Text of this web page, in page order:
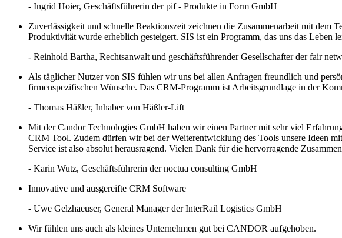
- Ingrid Hoier, Geschäftsführerin der pif - Produkte in Form GmbH
Zuverlässigkeit und schnelle Reaktionszeit zeichnen die Zusammenarbeit mit dem
Produktivität wurde erheblich gesteigert. SIS ist ein Programm, das uns das Leben
- Reinhold Bartha, Rechtsanwalt und geschäftsführender Gesellschafter der fair
Als täglicher Nutzer von SIS fühlen wir uns bei allen Anfragen freundlich und
firmenspezifischen Wünsche. Das CRM-Programm ist Arbeitsgrundlage in der
- Thomas Häßler, Inhaber von Häßler-Lift
Mit der Candor Technologies GmbH haben wir einen Partner mit sehr viel
CRM Tool. Zudem dürfen wir bei der Weiterentwicklung des Tools unsere Ideen
Service ist also absolut herausragend. Vielen Dank für die hervorragende
- Karin Wutz, Geschäftsführerin der noctua consulting GmbH
Innovative und ausgereifte CRM Software
- Uwe Gelzhaeuser, General Manager der InterRail Logistics GmbH
Wir fühlen uns auch als kleines Unternehmen gut bei CANDOR aufgehoben.